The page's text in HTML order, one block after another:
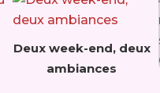
Deux week-end, deux
ambiances